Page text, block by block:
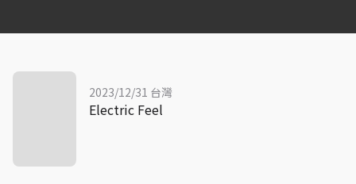
2023/12/31 台灣
Electric Feel